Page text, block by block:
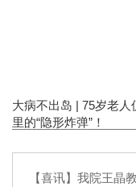
大病不出岛 | 75岁老人
里的“隐形炸弹”！
【喜讯】我院王晶